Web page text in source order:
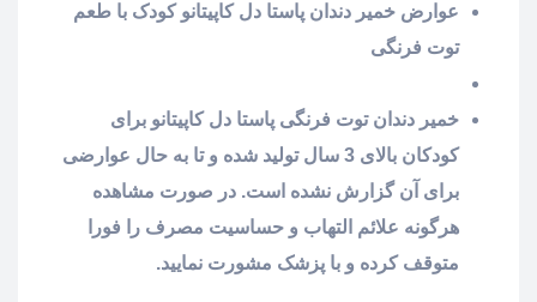
عوارض خمیر دندان پاستا دل کاپیتانو کودک با طعم
توت فرنگی
خمیر دندان توت فرنگی پاستا دل کاپیتانو برای
کودکان بالای 3 سال تولید شده و تا به حال عوارضی
برای آن گزارش نشده است. در صورت مشاهده
هرگونه علائم التهاب و حساسیت مصرف را فورا
متوقف کرده و با پزشک مشورت نمایید.